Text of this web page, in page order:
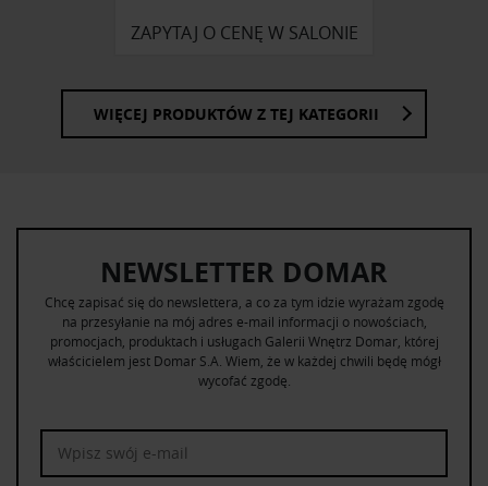
ZAPYTAJ O CENĘ W SALONIE
WIĘCEJ PRODUKTÓW Z TEJ KATEGORII
NEWSLETTER DOMAR
Chcę zapisać się do newslettera, a co za tym idzie wyrażam zgodę
na przesyłanie na mój adres e-mail informacji o nowościach,
promocjach, produktach i usługach Galerii Wnętrz Domar, której
właścicielem jest Domar S.A. Wiem, że w każdej chwili będę mógł
wycofać zgodę.